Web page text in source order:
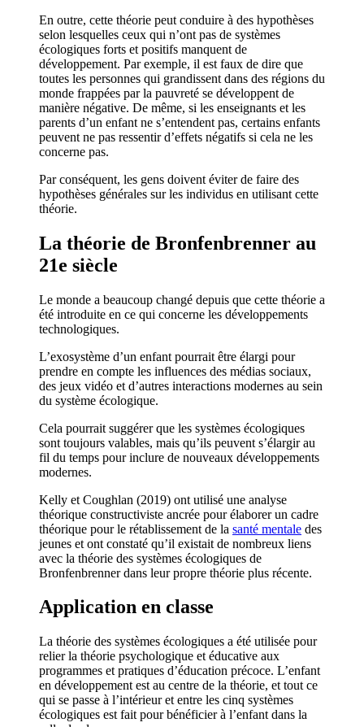
En outre, cette théorie peut conduire à des hypothèses
selon lesquelles ceux qui n’ont pas de systèmes
écologiques forts et positifs manquent de
développement. Par exemple, il est faux de dire que
toutes les personnes qui grandissent dans des régions du
monde frappées par la pauvreté se développent de
manière négative. De même, si les enseignants et les
parents d’un enfant ne s’entendent pas, certains enfants
peuvent ne pas ressentir d’effets négatifs si cela ne les
concerne pas.
Par conséquent, les gens doivent éviter de faire des
hypothèses générales sur les individus en utilisant cette
théorie.
La théorie de Bronfenbrenner au
21e siècle
Le monde a beaucoup changé depuis que cette théorie a
été introduite en ce qui concerne les développements
technologiques.
L’exosystème d’un enfant pourrait être élargi pour
prendre en compte les influences des médias sociaux,
des jeux vidéo et d’autres interactions modernes au sein
du système écologique.
Cela pourrait suggérer que les systèmes écologiques
sont toujours valables, mais qu’ils peuvent s’élargir au
fil du temps pour inclure de nouveaux développements
modernes.
Kelly et Coughlan (2019) ont utilisé une analyse
théorique constructiviste ancrée pour élaborer un cadre
théorique pour le rétablissement de la santé mentale des
jeunes et ont constaté qu’il existait de nombreux liens
avec la théorie des systèmes écologiques de
Bronfenbrenner dans leur propre théorie plus récente.
Application en classe
La théorie des systèmes écologiques a été utilisée pour
relier la théorie psychologique et éducative aux
programmes et pratiques d’éducation précoce. L’enfant
en développement est au centre de la théorie, et tout ce
qui se passe à l’intérieur et entre les cinq systèmes
écologiques est fait pour bénéficier à l’enfant dans la